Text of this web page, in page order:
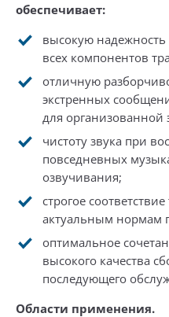
обеспечивает:
высокую надежность
всех компонентов
отличную
экстренных
для организованной
чистоту звука при
повседневных
озвучивания;
строгое
актуальным нормам
оптимальное
высокого качества
последующего
Области применения.